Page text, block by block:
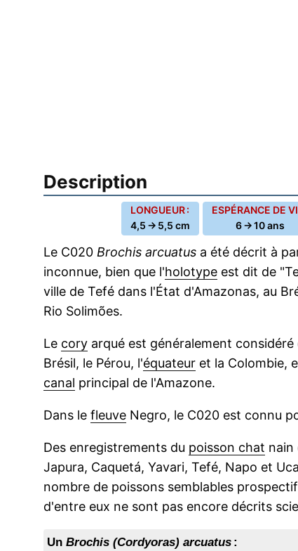
Description
LONGUEUR :
4,5 → 5,5 cm
ESPÉRANCE DE
6 → 10 ans
Le C020 Brochis arcuatus a été décrit à
inconnue, bien que l'holotype est dit de
ville de Tefé dans l'État d'Amazonas, au
Rio Solimões.
Le cory arqué est généralement
Brésil, le Pérou, l'équateur et la Colombie,
canal principal de l'Amazone.
Dans le fleuve Negro, le C020 est connu
Des enregistrements du poisson chat nain
Japura, Caquetá, Yavari, Tefé, Napo et
nombre de poissons semblables
d'entre eux ne sont pas encore décrits
Un Brochis (Cordyoras) arcuatus :